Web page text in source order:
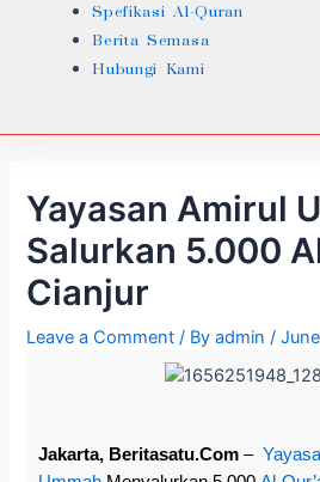
Spefikasi Al-Quran
Berita Semasa
Hubungi Kami
Yayasan Amirul
Salurkan 5.000
Cianjur
Leave a Comment / Byadmin /
Jakarta, Beritasatu.com –